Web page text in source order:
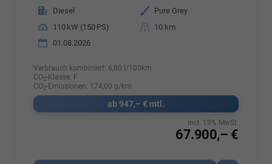
Kraftstoff
Diesel Außenfarbe
Pure Grey
Leistung
110 kW (150 PS) Kilometerstand
10 km
01.08.2026
Verbrauch kombiniert: 6,80 l/100km
CO2-Klasse: F
CO2-Emissionen: 174,00 g/km
ab 947,– € mtl.
67.900,– €
incl. 19% MwSt.